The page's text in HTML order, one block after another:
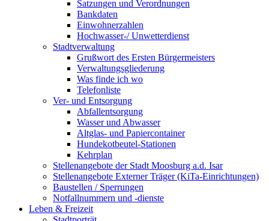
Satzungen und Verordnungen
Bankdaten
Einwohnerzahlen
Hochwasser-/ Unwetterdienst
Stadtverwaltung
Grußwort des Ersten Bürgermeisters
Verwaltungsgliederung
Was finde ich wo
Telefonliste
Ver- und Entsorgung
Abfallentsorgung
Wasser und Abwasser
Altglas- und Papiercontainer
Hundekotbeutel-Stationen
Kehrplan
Stellenangebote der Stadt Moosburg a.d. Isar
Stellenangebote Externer Träger (KiTa-Einrichtungen)
Baustellen / Sperrungen
Notfallnummern und -dienste
Leben & Freizeit